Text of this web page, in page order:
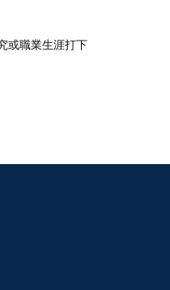
或職業生涯打下